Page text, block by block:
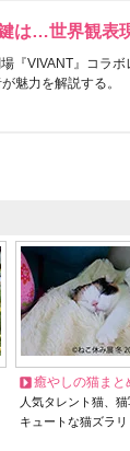
は…世界観表
『VIVANT』コラ
魅力を解説する。
癒やしの猫まと
人気タレント猫、
キュートな猫ズラリ